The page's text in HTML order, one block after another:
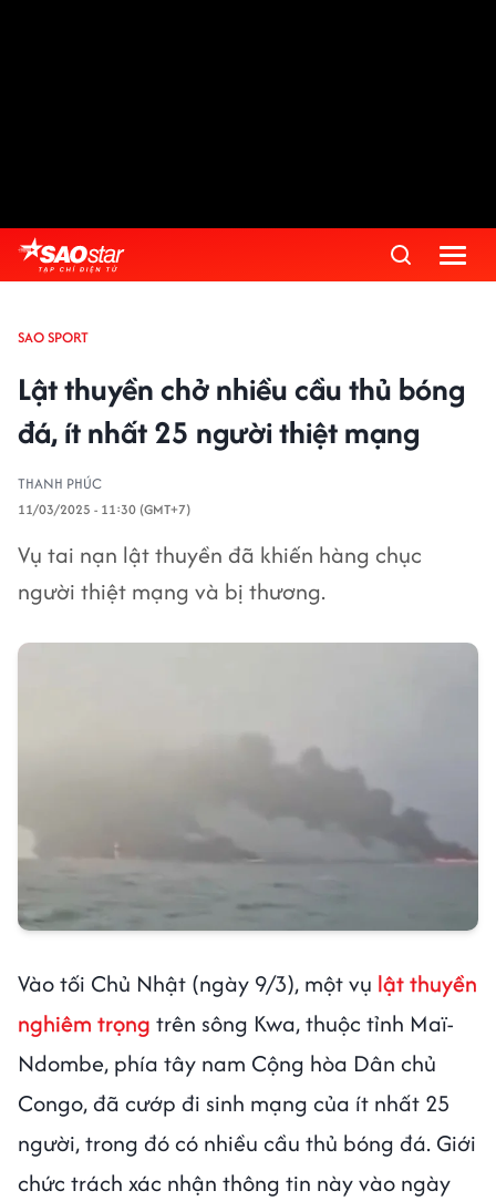
SAO SPORT
Lật thuyền chở nhiều cầu thủ bóng
đá, ít nhất 25 người thiệt mạng
THANH PHÚC
11/03/2025 - 11:30 (GMT+7)
Vụ tai nạn lật thuyền đã khiến hàng chục
người thiệt mạng và bị thương.
Vào tối Chủ Nhật (ngày 9/3), một vụ lật thuyền
nghiêm trọng trên sông Kwa, thuộc tỉnh Maï-
Ndombe, phía tây nam Cộng hòa Dân chủ
Congo, đã cướp đi sinh mạng của ít nhất 25
người, trong đó có nhiều cầu thủ bóng đá. Giới
chức trách xác nhận thông tin này vào ngày